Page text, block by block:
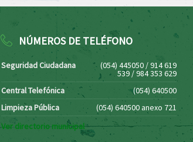
NÚMEROS DE TELÉFONO
Seguridad Ciudadana (054) 445050 / 914 619
539 / 984 353 629
Central Telefónica
(054) 640500
Limpieza Pública
(054) 640500 anexo 721
Ver directorio municipal